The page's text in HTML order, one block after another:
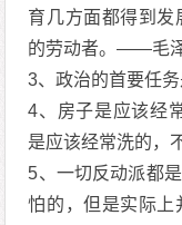
育几方面都得到发
的劳动者。——毛
3、政治的首要任
4、房子是应该经
是应该经常洗的
5、一切反动派都
怕的，但是实际上